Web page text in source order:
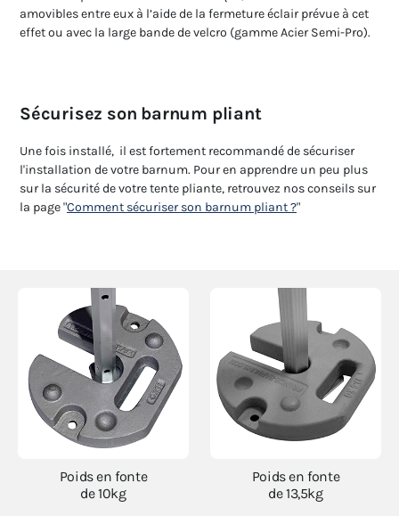
amovibles entre eux à l’aide de la fermeture éclair prévue à cet
effet ou avec la large bande de velcro (gamme Acier Semi-Pro).
Sécurisez son barnum pliant
Une fois installé, il est fortement recommandé de sécuriser
l'installation de votre barnum. Pour en apprendre un peu plus
sur la sécurité de votre tente pliante, retrouvez nos conseils sur
la page "Comment sécuriser son barnum pliant ?"
Poids en fonte
de 10kg
Poids en fonte
de 13,5kg